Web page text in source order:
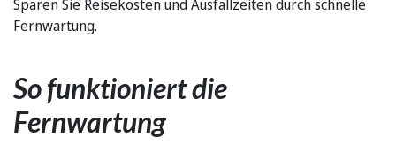
Sparen Sie Reisekosten und Ausfallzeiten durch schnelle
Fernwartung.
So funktioniert die
Fernwartung